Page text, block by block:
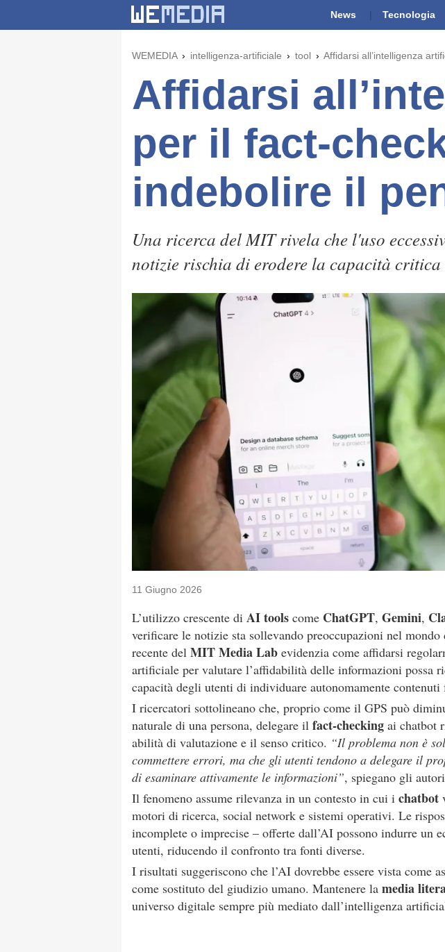
News Tecnologia
WEMEDIA intelligenza-artificiale tool Affidarsi all’intelligenza
Affidarsi
per il fact-
indebolire il
Una ricerca del MIT rivela che l'uso
notizie rischia di erodere la capacità
11 Giugno 2026
L’utilizzo crescente di AI tools come ChatGPT, Gemini,
verificare le notizie sta sollevando preoccupazioni nel
recente del MIT Media Lab evidenzia come affidarsi
artificiale per valutare l’affidabilità delle informazioni possa
capacità degli utenti di individuare autonomamente
I ricercatori sottolineano che, proprio come il GPS può
naturale di una persona, delegare il fact-checking ai chatbot
abilità di valutazione e il senso critico. “Il problema non è
commettere errori, ma che gli utenti tendono a delegare il
di esaminare attivamente le informazioni”, spiegano gli
Il fenomeno assume rilevanza in un contesto in cui i chatbot
motori di ricerca, social network e sistemi operativi. Le
incomplete o imprecise – offerte dall’AI possono indurre un
utenti, riducendo il confronto tra fonti diverse.
I risultati suggeriscono che l’AI dovrebbe essere vista come
come sostituto del giudizio umano. Mantenere la media
universo digitale sempre più mediato dall’intelligenza